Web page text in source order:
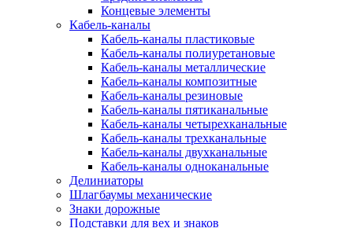
Концевые элементы
Кабель-каналы
Кабель-каналы пластиковые
Кабель-каналы полиуретановые
Кабель-каналы металлические
Кабель-каналы композитные
Кабель-каналы резиновые
Кабель-каналы пятиканальные
Кабель-каналы четырехканальные
Кабель-каналы трехканальные
Кабель-каналы двухканальные
Кабель-каналы одноканальные
Делиниаторы
Шлагбаумы механические
Знаки дорожные
Подставки для вех и знаков